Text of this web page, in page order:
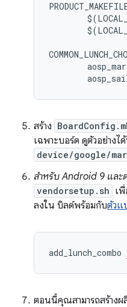
สร้าง
เฉพาะบอร์ด ดูตัวอย่างไ
device/google/
สำหรับ Android 9 และ
vendorsetup.sh เ
ลงใน บิลด์พร้อมกับตัวแ
add_lunch_combo
ตอนนี้คุณสามารถสร้าง